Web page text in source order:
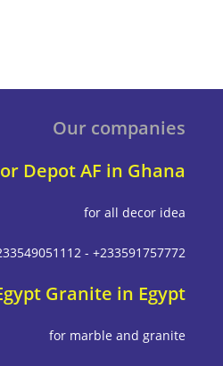
Our companies
Depot AF in Ghana
for all decor idea
- +233591757772
Granite in Egypt
for marble and granite